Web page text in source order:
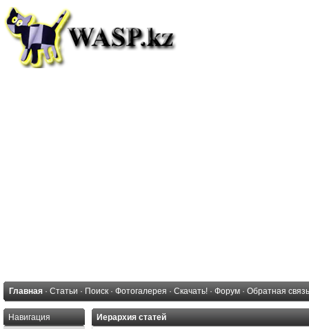
Главная · Статьи · Поиск · Фотогалерея · Скачать! · Форум · Обратная связь
Навигация Иерархия статей